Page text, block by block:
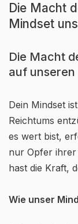
Die Macht
Mindset
Die Macht
auf unseren
Dein Mindset
Reichtums
es wert bist,
nur Opfer ihrer
hast die Kraft,
Wie unser